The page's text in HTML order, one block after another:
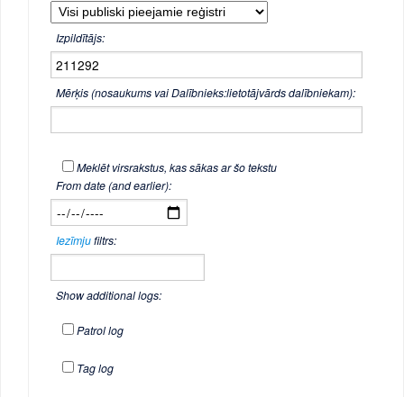
Izpildītājs:
Mērķis (nosaukums vai Dalībnieks:lietotājvārds dalībniekam):
Meklēt virsrakstus, kas sākas ar šo tekstu
From date (and earlier):
Iezīmjufiltrs:
Show additional logs:
Patrol log
Tag log